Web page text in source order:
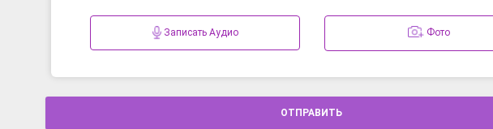
Записать Аудио Фото
ОТПРАВИТЬ